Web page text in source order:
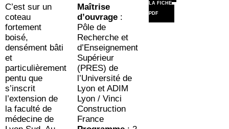
C’est sur un
coteau
fortement
boisé,
densément bâti
et
particulièrement
pentu que
s’inscrit
l’extension de
la faculté de
médecine de
Maîtrise
d’ouvrage :
Pôle de
Recherche et
d’Enseignement
Supérieur
(PRES) de
l’Université de
Lyon et ADIM
Lyon / Vinci
Construction
France
LA FICHE
PDF